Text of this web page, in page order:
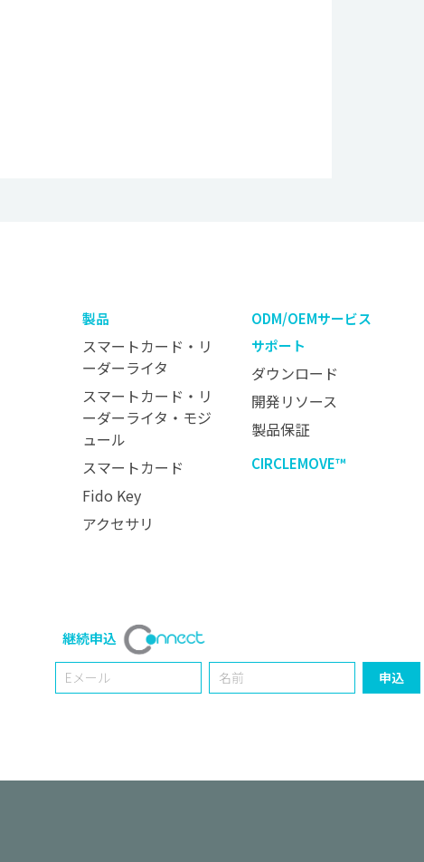
製品
スマートカード・リ
ーダーライタ
スマートカード・リ
ーダーライタ・モジ
ュール
スマートカード
Fido Key
アクセサリ
ODM/OEMサービス
サポート
ダウンロード
開発リソース
製品保証
CIRCLEMOVE™
継続申込
Email Name
申込